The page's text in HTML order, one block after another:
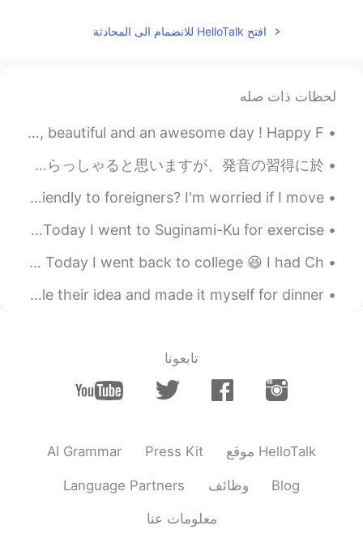
افتح HelloTalk للانضمام الى المحادثة
لحظات ذات صله
Greetings from London Town ☀️🇬🇧! I wish you a wonderful , beautiful and an awesome day ! Happy F...
ネイティブっぽく発音するコツ ① 初心者のままでアウトプットしない 最初は黙っておけばいいということです。「逆効果になるんじゃない？」と疑っている方がいらっしゃると思いますが、発音の習得に於...
Sorry for English post Are Japanese people normally friendly to foreigners? I'm worried if I move...
今日運動として自転車で杉並区まで行きました！😆🚴‍♂️💨いい天気し、自然が感じられました！😌☀️☘️🌲🌿🌱🍀 Today I went to Suginami-Ku for exercise ...
今日大学に帰る。😆 今日中国語クラスとドイツ語クラスがあった。 明日日本語クラスがある。 この学期は、四年生だ。 Today I went back to college 😆 I had Ch...
My friend posted their lunch on here. So I stole their idea and made it myself for dinner 😁😁😁 ...
تابعونا
AI Grammar Press Kit موقع HelloTalk
Language Partners وظائف Blog
معلومات عنا